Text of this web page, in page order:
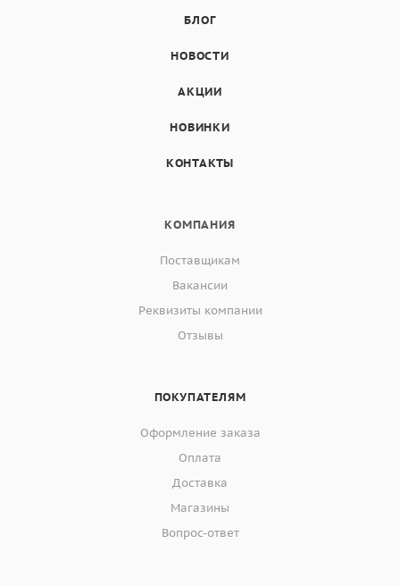
БЛОГ
НОВОСТИ
АКЦИИ
НОВИНКИ
КОНТАКТЫ
КОМПАНИЯ
Поставщикам
Вакансии
Реквизиты компании
Отзывы
ПОКУПАТЕЛЯМ
Оформление заказа
Оплата
Доставка
Магазины
Вопрос-ответ